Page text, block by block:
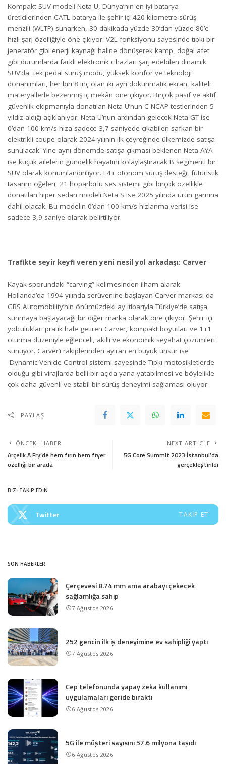
Kompakt SUV modeli Neta U, Dünya’nın en iyi batarya
üreticilerinden CATL batarya ile şehir içi 420 kilometre sürüş
menzili (WLTP) sunarken, 30 dakikada yüzde 30’dan yüzde 80’e
hızlı şarj özelliğiyle öne çıkıyor. V2L fonksiyonu sayesinde tıpkı bir
jeneratör gibi enerji kaynağı haline dönüşerek kamp, doğal afet
gibi durumlarda farklı elektronik cihazları şarj edebilen dinamik
SUV’da, tek pedal sürüş modu, yüksek konfor ve teknoloji
donanımları, her biri 8 inç olan iki ayrı dokunmatik ekran, kaliteli
materyallerle bezenmiş iç mekân öne çıkıyor. Birçok pasif ve aktif
güvenlik ekipmanıyla donatılan Neta U’nun C-NCAP testlerinden 5
yıldız aldığı açıklanıyor. Neta U’nun ardından gelecek Neta GT ise
0’dan 100 km/s hıza sadece 3,7 saniyede çıkabilen safkan bir
elektrikli coupe olarak 2024 yılının ilk çeyreğinde ülkemizde satışa
sunulacak. Yine aynı dönemde satışa çıkması beklenen Neta AYA
ise küçük ailelerin gündelik hayatını kolaylaştıracak B segmenti bir
SUV olarak konumlandırılıyor. L4+ otonom sürüş desteği, fütüristik
tasarım öğeleri, 21 hoparlörlü ses sistemi gibi birçok özellikle
donatılan hiper sedan modeli Neta S ise 2025 yılında ürün gamına
dahil olacak. Bu modelin 0’dan 100 km/s hızlanma verisi ise
sadece 3,9 saniye olarak belirtiliyor.
Trafikte seyir keyfi veren yeni nesil yol arkadaşı: Carver
Kayak sporundaki “carving” kelimesinden ilham alarak
Hollanda’da 1994 yılında serüvenine başlayan Carver markası da
GRS Automobility’nin önümüzdeki ay itibarıyla Türkiye’de satışa
sunmaya başlayacağı bir diğer marka olarak öne çıkıyor. Şehir içi
yolculukları pratik hale getiren Carver, kompakt boyutları ve 1+1
oturma düzeniyle eğlenceli, akıllı ve ekonomik seyahat çözümleri
sunuyor. Carver’ı rakiplerinden ayıran en büyük unsur ise
Dynamic Vehicle Control sistemi sayesinde Tıpkı motosikletlerde
olduğu gibi virajlarda belli bir açıda yana yatabilmesi ve böylelikle
çok daha güvenli ve stabil bir sürüş deneyimi sağlaması oluyor.
PAYLAŞ
ÖNCEKI HABER
Arçelik A Fry’de hem fırın hem fryer
özelliği bir arada
NEXT ARTICLE
5G Core Summit 2023 İstanbul’da
gerçekleştirildi
BİZİ TAKİP EDİN
Twitter TAKIP ET
SON HABERLER
Çerçevesi 8.74 mm ama arabayı çekecek
sağlamlığa sahip
7 Ağustos 2026
252 gencin ilk iş deneyimine ev sahipliği yaptı
7 Ağustos 2026
Cep telefonunda yapay zeka kullanımı
uygulamaları geride bıraktı
6 Ağustos 2026
5G ile müşteri sayısını 57.6 milyona taşıdı
6 Ağustos 2026